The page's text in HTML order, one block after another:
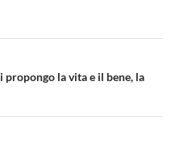
la vita e il bene, la